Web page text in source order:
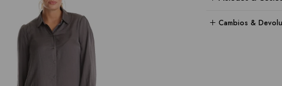
Cambios &